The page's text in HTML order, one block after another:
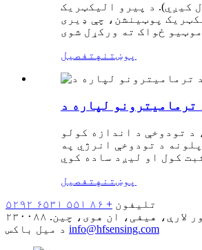
کیږي). د پیرو الیکټریک
پوټینشن، چې ډیری
پوښتنه تفصیل
د تودوخې د اندازه کولو
د تودوخې انرژي په
پوښتنه تفصیل
تلیفون + ۸۶ ۵۵۱ ۶۵۳۱ ۵۲۹۲
د میل باکس info@hfsensing.com